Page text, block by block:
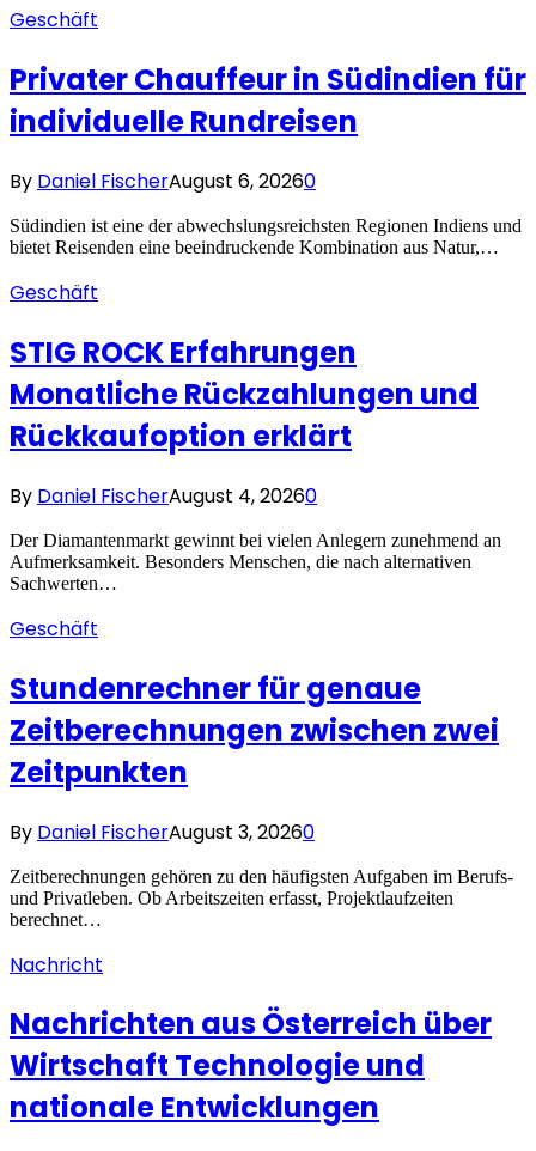
Geschäft
Privater Chauffeur in Südindien für
individuelle Rundreisen
By Daniel FischerAugust 6, 20260
Südindien ist eine der abwechslungsreichsten Regionen Indiens und
bietet Reisenden eine beeindruckende Kombination aus Natur,…
Geschäft
STIG ROCK Erfahrungen
Monatliche Rückzahlungen und
Rückkaufoption erklärt
By Daniel FischerAugust 4, 20260
Der Diamantenmarkt gewinnt bei vielen Anlegern zunehmend an
Aufmerksamkeit. Besonders Menschen, die nach alternativen
Sachwerten…
Geschäft
Stundenrechner für genaue
Zeitberechnungen zwischen zwei
Zeitpunkten
By Daniel FischerAugust 3, 20260
Zeitberechnungen gehören zu den häufigsten Aufgaben im Berufs-
und Privatleben. Ob Arbeitszeiten erfasst, Projektlaufzeiten
berechnet…
Nachricht
Nachrichten aus Österreich über
Wirtschaft Technologie und
nationale Entwicklungen